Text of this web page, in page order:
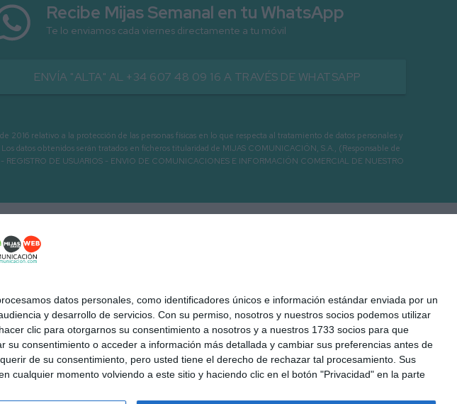
datos personales, como identificadores únicos e información estándar enviada por un
y desarrollo de servicios. Con su permiso, nosotros y nuestros socios podemos utilizar
clic para otorgarnos su consentimiento a nosotros y a nuestros 1733 socios para que
consentimiento o acceder a información más detallada y cambiar sus preferencias antes de
de su consentimiento, pero usted tiene el derecho de rechazar tal procesamiento. Sus
cualquier momento volviendo a este sitio y haciendo clic en el botón "Privacidad" en la parte
Recibe Mijas Semanal en tu WhatsApp
Te lo enviamos cada viernes directamente a tu móvil
ENVÍA "ALTA" AL +34 607 48 09 16 A TRAVÉS DE WHATSAPP
relativo a la protección de las personas físicas en lo que respecta al tratamiento de datos personales y
datos obtenidos serán tratados en ficheros titularidad de MIJAS COMUNICACIÓN, S.A., (Responsable de
DE USUARIOS - ENVIO DE COMUNICACIONES E INFORMACIÓN COMERCIAL DE NUESTRO
Publicidad Aviso Legal Cookies Seguridad Protección de datos